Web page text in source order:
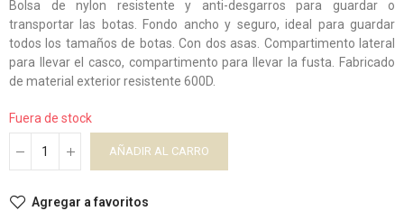
Bolsa de nylon resistente y anti-desgarros para guardar o
transportar las botas. Fondo ancho y seguro, ideal para guardar
todos los tamaños de botas. Con dos asas. Compartimento lateral
para llevar el casco, compartimento para llevar la fusta. Fabricado
de material exterior resistente 600D.
Fuera de stock
AÑADIR AL CARRO
Agregar a favoritos